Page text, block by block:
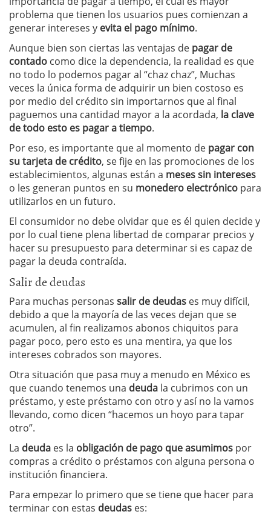
problema que tienen los usuarios pues comienzan a
generar intereses y evita el pago mínimo.
Aunque bien son ciertas las ventajas de pagar de
contado como dice la dependencia, la realidad es que
no todo lo podemos pagar al “chaz chaz”, Muchas
veces la única forma de adquirir un bien costoso es
por medio del crédito sin importarnos que al final
paguemos una cantidad mayor a la acordada, la clave
de todo esto es pagar a tiempo.
Por eso, es importante que al momento de pagar con
su tarjeta de crédito, se fije en las promociones de los
establecimientos, algunas están a meses sin intereses
o les generan puntos en su monedero electrónico para
utilizarlos en un futuro.
El consumidor no debe olvidar que es él quien decide y
por lo cual tiene plena libertad de comparar precios y
hacer su presupuesto para determinar si es capaz de
pagar la deuda contraída.
Salir de deudas
Para muchas personas salir de deudas es muy difícil,
debido a que la mayoría de las veces dejan que se
acumulen, al fin realizamos abonos chiquitos para
pagar poco, pero esto es una mentira, ya que los
intereses cobrados son mayores.
Otra situación que pasa muy a menudo en México es
que cuando tenemos una deuda la cubrimos con un
préstamo, y este préstamo con otro y así no la vamos
llevando, como dicen “hacemos un hoyo para tapar
otro”.
La deuda es la obligación de pago que asumimos por
compras a crédito o préstamos con alguna persona o
institución financiera.
Para empezar lo primero que se tiene que hacer para
terminar con estas deudas es: